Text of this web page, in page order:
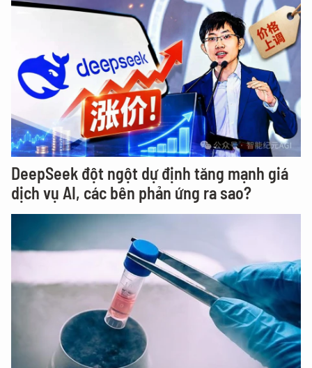
DeepSeek đột ngột dự định tăng mạnh giá
dịch vụ AI, các bên phản ứng ra sao?